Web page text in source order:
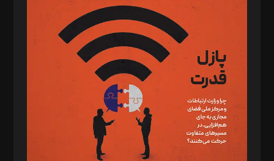
د‌بیر پیوست جهان: مینا پاکدل
د‌بیر تحریریه آنلاین: بابک نقاش
تحریریه‌: مجتبی محمود‌ی، آرش برهمند، یسنا امان‌پور، سروش کرمیان،
مصطفی مسجدی آرانی، ابوالفضل رجبی، زهرا فکرانه، فائزه فتحی
رستمی،مصطفی باستان
ویرایش: نگار استاد‌‌آقا
طراح یونیفرم: مجید توکلی
فیلمبرداری و عکاسی: امیر شفیعی، مانی لطفی زاده
گرافیک و صفحه‌آرایی: سید‌سبحان‌علی ثابت